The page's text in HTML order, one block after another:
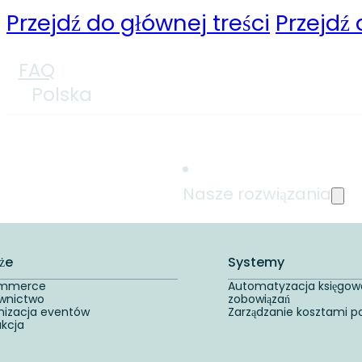
Przejdź do głównej treści Przejdź
FAQ
Polska
Nasze rozwiązania
eventów
Systemy
Automatyzacja
zobowiązań
Zarządzanie kosztami